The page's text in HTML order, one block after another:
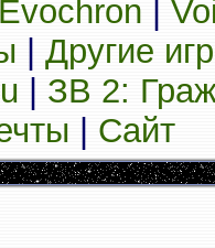
Evochron
Другие
ЗВ 2:
Сайт